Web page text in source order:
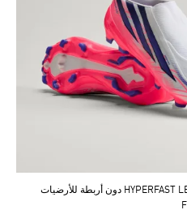
حذاء كرة قدم HYPERFAST LEAGUE دون أربطة للأرضيات